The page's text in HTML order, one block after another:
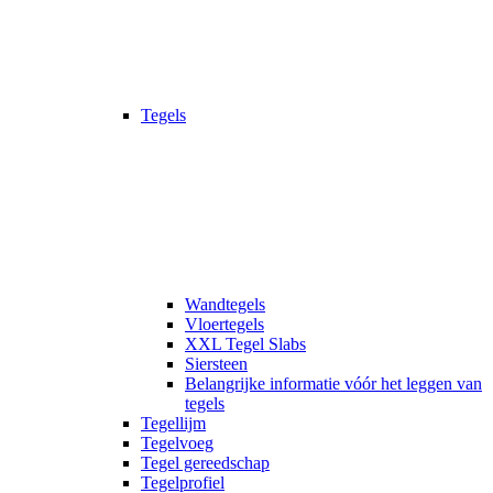
Tegels
Wandtegels
Vloertegels
XXL Tegel Slabs
Siersteen
Belangrijke informatie vóór het leggen van
tegels
Tegellijm
Tegelvoeg
Tegel gereedschap
Tegelprofiel